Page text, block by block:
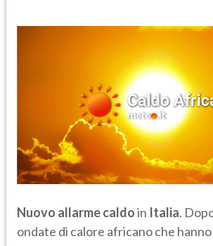
Nuovo allarme caldoin Italia.
ondate di calore africano che